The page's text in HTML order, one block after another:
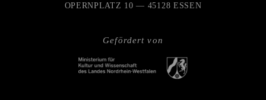
Gefördert von
OPERNPLATZ 10 — 45128 ESSEN